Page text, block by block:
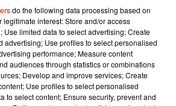
carburant pour les "grands
: le délai pour la...
: elle tente d’écraser son
conjoint et dit regretter...
do the following data processing based on
legitimate interest: Store and/or access
Use limited data to select advertising; Create
advertising; Use profiles to select personalised
performance; Measure content
audiences through statistics or combinations
Develop and improve services; Create
Use profiles to select personalised
to select content; Ensure security, prevent and